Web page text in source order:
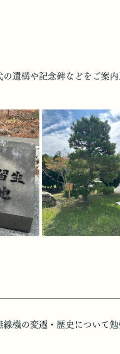
遺構や記念碑などをご案内
機の変遷・歴史について